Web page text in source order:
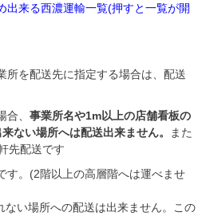
出来る西濃運輸一覧(押すと一覧が開
所を配送先に指定する場合は、配送
、 事業所名や1m以上の店舗看板の
ない場所へは配送出来ません。
また
先配送です
す。(2階以上の高層階へは運べませ
い場所への配送は出来ません。この